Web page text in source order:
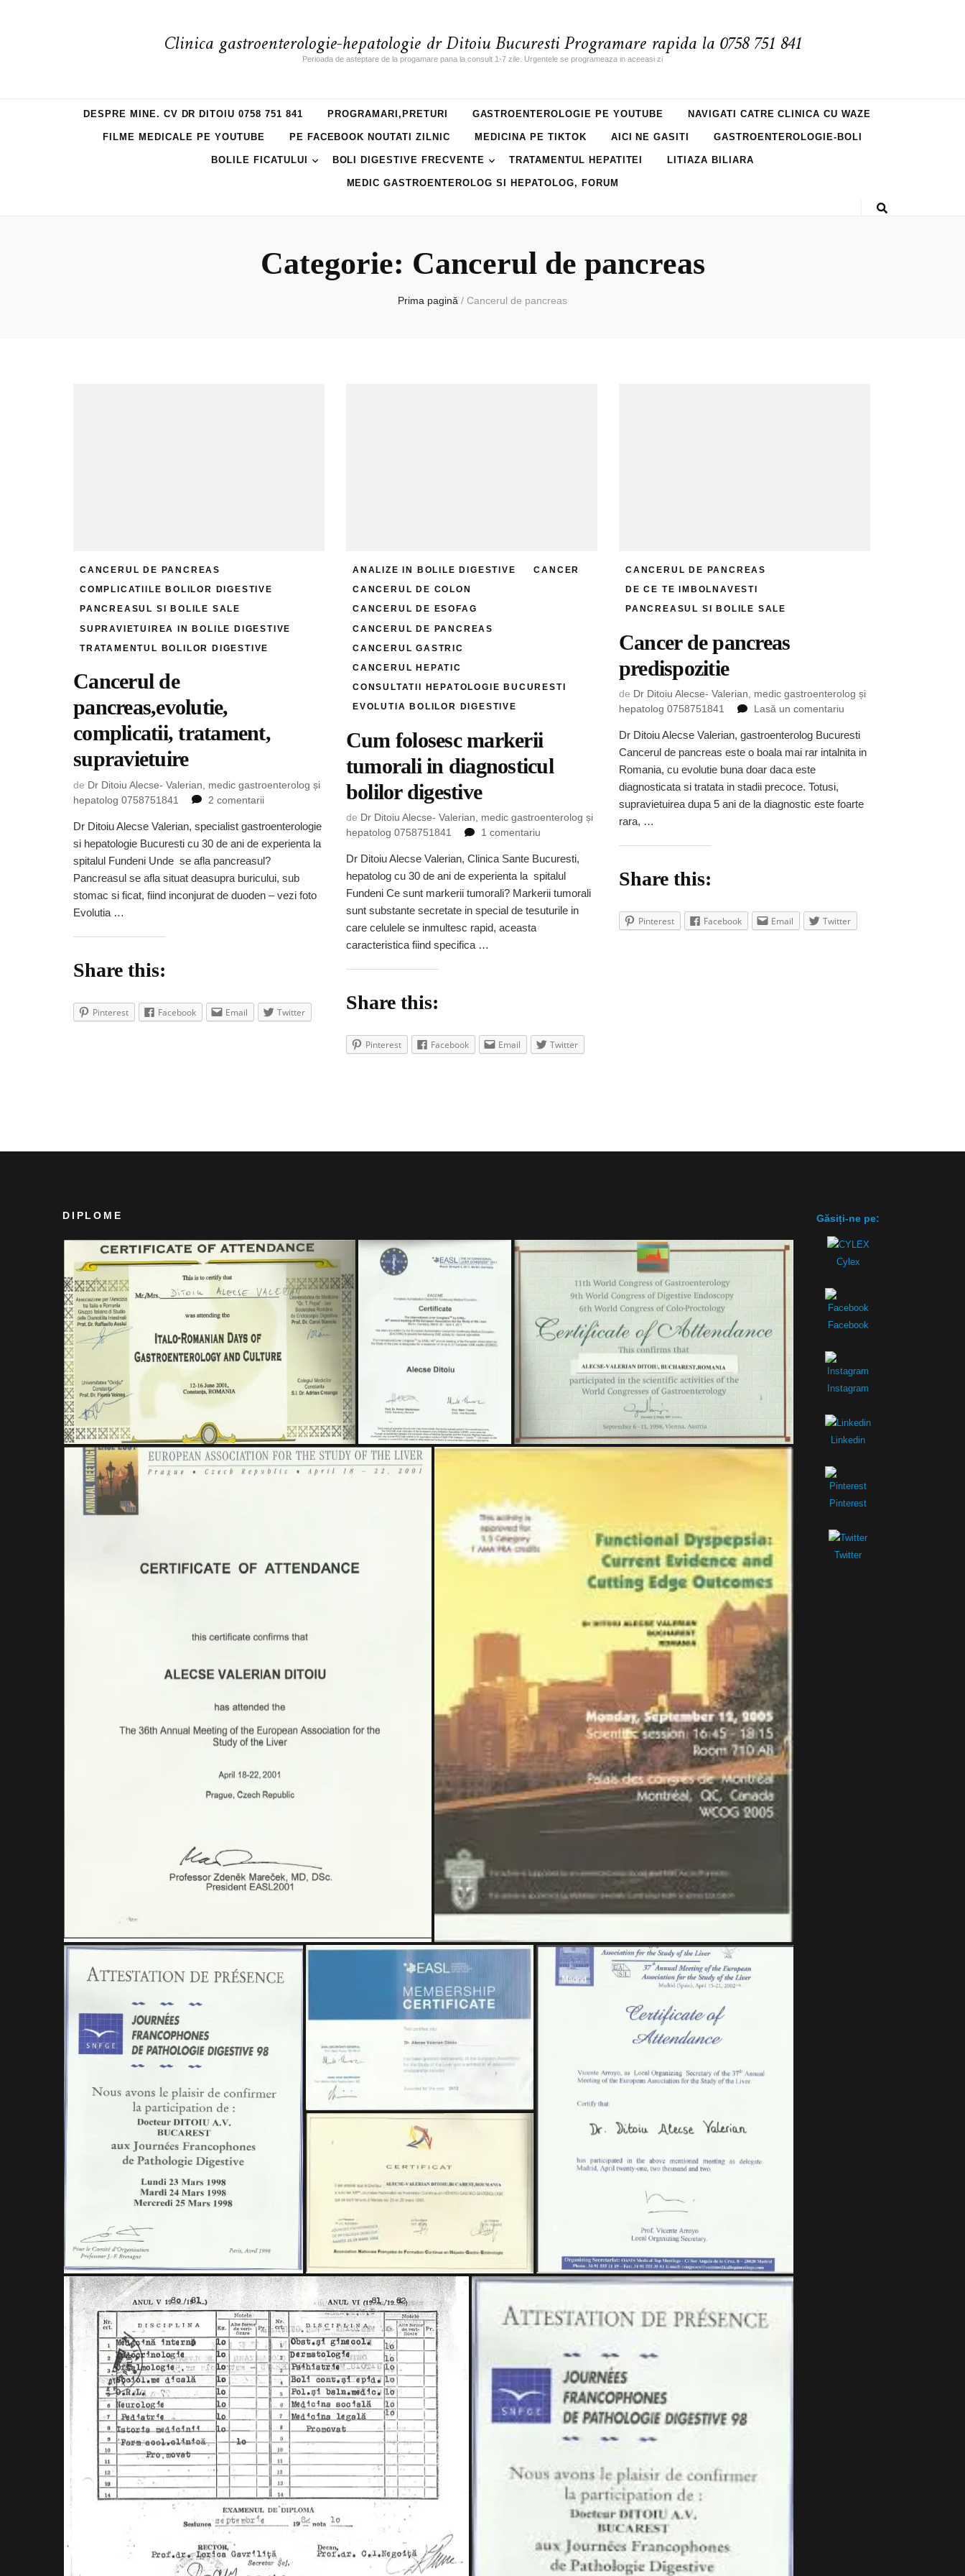
Clinica gastroenterologie-hepatologie dr Ditoiu Bucuresti Programare rapida la 0758 751 841
Perioada de asteptare de la progamare pana la consult 1-7 zile. Urgentele se programeaza in aceeasi zi
DESPRE MINE. CV DR DITOIU 0758 751 841 PROGRAMARI,PRETURI GASTROENTEROLOGIE PE YOUTUBE NAVIGATI CATRE CLINICA CU WAZE
FILME MEDICALE PE YOUTUBE PE FACEBOOK NOUTATI ZILNIC MEDICINA PE TIKTOK AICI NE GASITI GASTROENTEROLOGIE-BOLI
BOLILE FICATULUI BOLI DIGESTIVE FRECVENTE TRATAMENTUL HEPATITEI LITIAZA BILIARA
MEDIC GASTROENTEROLOG SI HEPATOLOG, FORUM
Categorie: Cancerul de pancreas
Prima pagină / Cancerul de pancreas
CANCERUL DE PANCREAS
COMPLICATIILE BOLILOR DIGESTIVE
PANCREASUL SI BOLILE SALE
SUPRAVIETUIREA IN BOLILE DIGESTIVE
TRATAMENTUL BOLILOR DIGESTIVE
Cancerul de
pancreas,evolutie,
complicatii, tratament,
supravietuire
de Dr Ditoiu Alecse- Valerian, medic gastroenterolog și
hepatolog 0758751841
2 comentariila
de
pancreas,evolutie,
complicatii,
tratament,
supravietuire
Dr Ditoiu Alecse Valerian, specialist gastroenterologie
si hepatologie Bucuresti cu 30 de ani de experienta la
spitalul Fundeni Unde se afla pancreasul?
Pancreasul se afla situat deasupra buricului, sub
stomac si ficat, fiind inconjurat de duoden – vezi foto
Evolutia …
Share this:
Pinterest Facebook Email Twitter
ANALIZE IN BOLILE DIGESTIVE
CANCER
CANCERUL DE COLON
CANCERUL DE ESOFAG
CANCERUL DE PANCREAS
CANCERUL GASTRIC
CANCERUL HEPATIC
CONSULTATII HEPATOLOGIE BUCURESTI
EVOLUTIA BOLILOR DIGESTIVE
Cum folosesc markerii
tumorali in diagnosticul
bolilor digestive
de Dr Ditoiu Alecse- Valerian, medic gastroenterolog și
hepatolog 0758751841
1 comentariula
folosesc
markerii
tumorali
in
Dr Ditoiu Alecse Valerian, Clinica Sante Bucuresti,
hepatolog cu 30 de ani de experienta la spitalul
Fundeni Ce sunt markerii tumorali? Markerii tumorali
sunt substante secretate in special de tesuturile in
care celulele se inmultesc rapid, aceasta
caracteristica fiind specifica …
Share this:
Pinterest Facebook Email Twitter
CANCERUL DE PANCREAS
DE CE TE IMBOLNAVESTI
PANCREASUL SI BOLILE SALE
Cancer de pancreas
predispozitie
de Dr Ditoiu Alecse- Valerian, medic gastroenterolog și
hepatolog 0758751841
Lasă un comentariula
de
pancreas
Dr Ditoiu Alecse Valerian, gastroenterolog Bucuresti
Cancerul de pancreas este o boala mai rar intalnita in
Romania, cu evolutie buna doar daca este
diagnosticata si tratata in stadii precoce. Totusi,
supravietuirea dupa 5 ani de la diagnostic este foarte
rara, …
Share this:
Pinterest Facebook Email Twitter
DIPLOME Găsiți-ne pe:
Cylex
Facebook
Instagram
Linkedin
Pinterest
Twitter